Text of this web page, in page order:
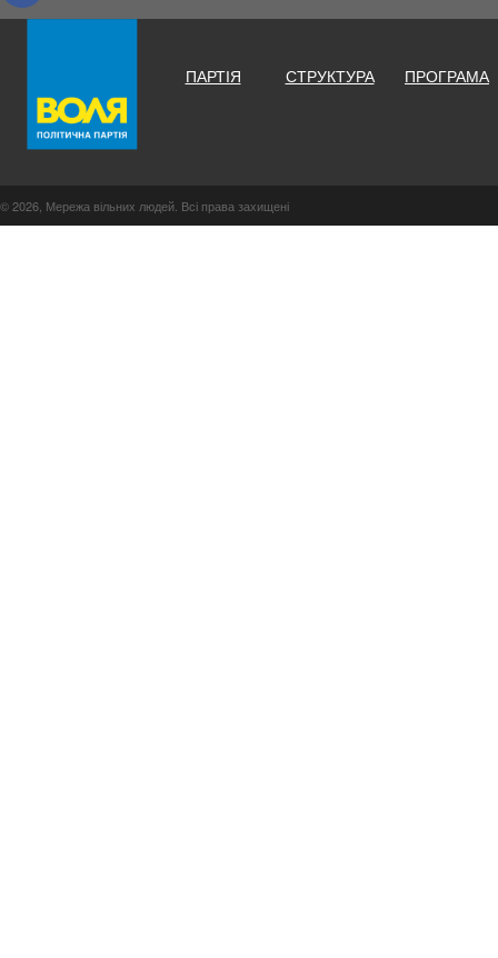
ПАРТІЯ СТРУКТУРА ПРОГРАМА
© 2026, Мережа вільних людей. Всі права захищені